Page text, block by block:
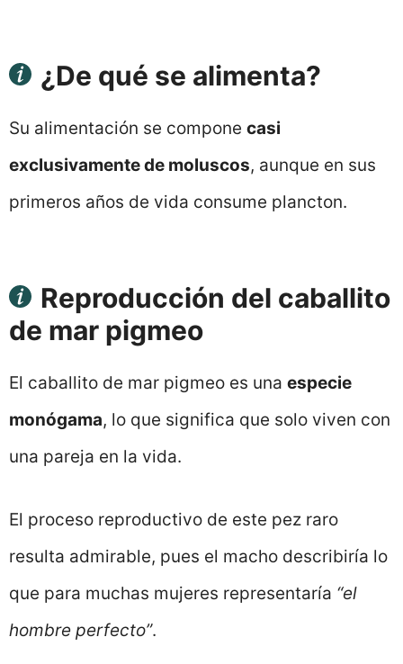
¿De qué se alimenta?
Su alimentación se compone casi
exclusivamente de moluscos, aunque en sus
primeros años de vida consume plancton.
Reproducción del caballito
de mar pigmeo
El caballito de mar pigmeo es una especie
monógama, lo que significa que solo viven con
una pareja en la vida.
El proceso reproductivo de este pez raro
resulta admirable, pues el macho describiría lo
que para muchas mujeres representaría “el
hombre perfecto”.